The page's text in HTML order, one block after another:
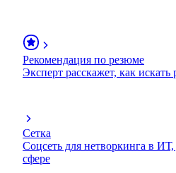
Рекомендация по резюме
Эксперт расскажет, как
Сетка
Соцсеть для нетворкинга в
сфере